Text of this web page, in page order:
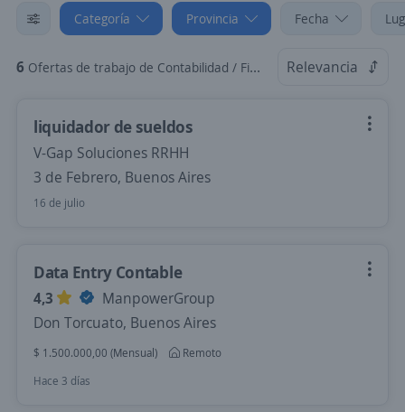
Categoría Provincia Fecha
6 Ofertas de trabajo de Contabilidad / Finanzas en 3 de Febrero, Buenos Aires Relevancia
liquidador de sueldos
V-Gap Soluciones RRHH
3 de Febrero, Buenos Aires
16 de julio
Data Entry Contable
4,3
ManpowerGroup
Don Torcuato, Buenos Aires
$ 1.500.000,00 (Mensual)
Remoto
Hace 3 días